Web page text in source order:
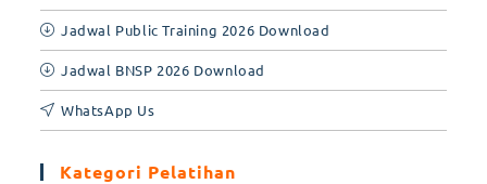
Jadwal Public Training 2026 Download
Jadwal BNSP 2026 Download
WhatsApp Us
Kategori Pelatihan